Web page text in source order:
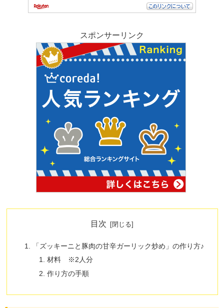
スポンサーリンク
目次
「ズッキーニと豚肉の甘辛ガーリック炒め」の作り方♪
材料 ※2人分
作り方の手順